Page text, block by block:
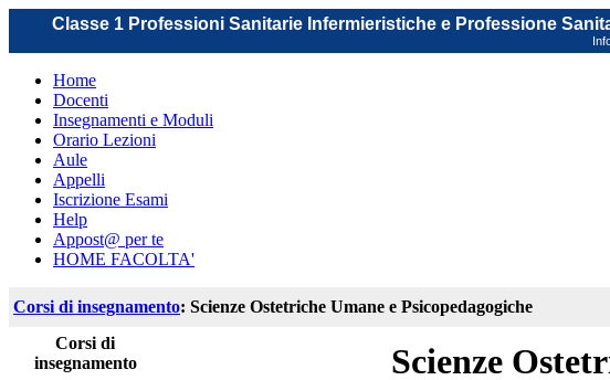
Classe 1 Professioni Sanitarie Infermieristiche e Professione
Home
Docenti
Insegnamenti e Moduli
Orario Lezioni
Aule
Appelli
Iscrizione Esami
Help
Appost@ per te
HOME FACOLTA'
Corsi di insegnamento: Scienze Ostetriche Umane e Psicopedagogiche
Corsi di
insegnamento
Scienze